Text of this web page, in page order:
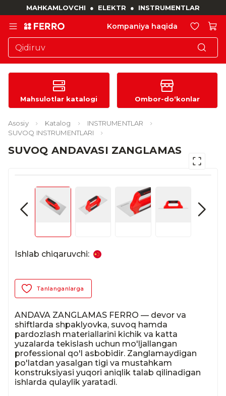
MAHKAMLOVCHI ● ELEKTR ● INSTRUMENTLAR
Kompaniya haqida
Mahsulotlar katalogi Ombor-do‘konlar
Asosiy Katalog
INSTRUMENTLAR
SUVOQ INSTRUMENTLARI
SUVOQ ANDAVASI ZANGLAMAS
Ishlab chiqaruvchi:
Tanlanganlarga
ANDAVA ZANGLAMAS FERRO — devor va
shiftlarda shpaklyovka, suvoq hamda
pardozlash materiallarini kichik va katta
yuzalarda tekislash uchun mo'ljallangan
professional qo'l asbobidir. Zanglamaydigan
po'latdan yasalgan tigi va mustahkam
konstruksiyasi yuqori aniqlik talab qilinadigan
ishlarda qulaylik yaratadi.